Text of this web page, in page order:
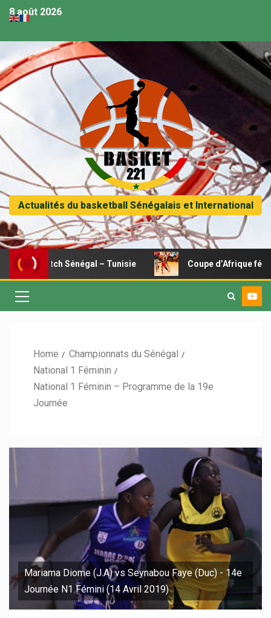
8 août 2026
Actualités du basketball Sénégalais et International
Sénégal – Tunisie Coupe d’Afrique féminine
Home
Championnats du Sénégal
National 1 Féminin
National 1 Féminin – Programme de la 19e
Journée
Mariama Diome (J.A) vs Seynabou Faye (Duc) - 14e
Journée N1 Fémini (14 Avril 2019)